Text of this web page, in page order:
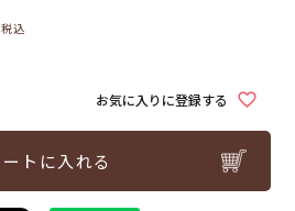
税込
お気に入りに登録する
トに入れる